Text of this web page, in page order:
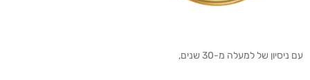
עם ניסיון של למעלה מ-30 שנים,